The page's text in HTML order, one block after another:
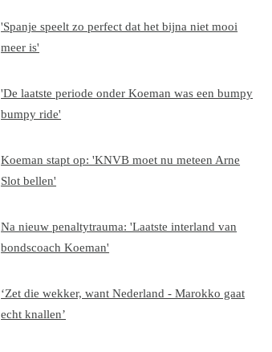
'Spanje speelt zo perfect dat het bijna niet mooi
meer is'
'De laatste periode onder Koeman was een bumpy
bumpy ride'
Koeman stapt op: 'KNVB moet nu meteen Arne
Slot bellen'
Na nieuw penaltytrauma: 'Laatste interland van
bondscoach Koeman'
‘Zet die wekker, want Nederland - Marokko gaat
echt knallen’